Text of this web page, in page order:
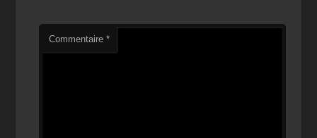
Commentaire*